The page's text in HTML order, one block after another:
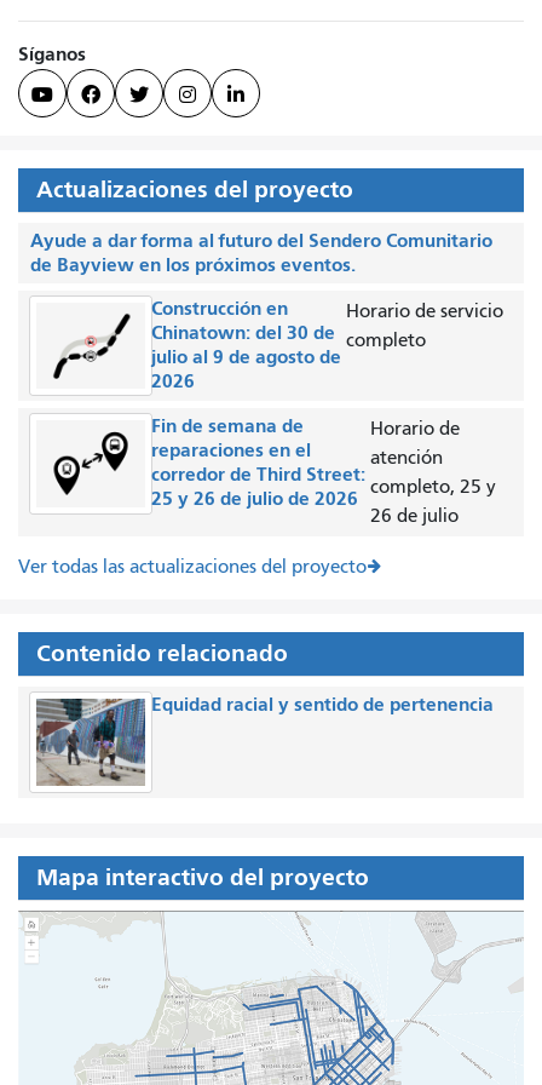
Síganos
    
Actualizaciones del proyecto
Ayude a dar forma al futuro del Sendero Comunitario
de Bayview en los próximos eventos.
Construcción en
Chinatown: del 30 de
julio al 9 de agosto de
2026
Horario de servicio
completo
Fin de semana de
reparaciones en el
corredor de Third Street:
25 y 26 de julio de 2026
Horario de
atención
completo, 25 y
26 de julio
Ver todas las actualizaciones del proyecto
Contenido relacionado
Equidad racial y sentido de pertenencia
Mapa interactivo del proyecto